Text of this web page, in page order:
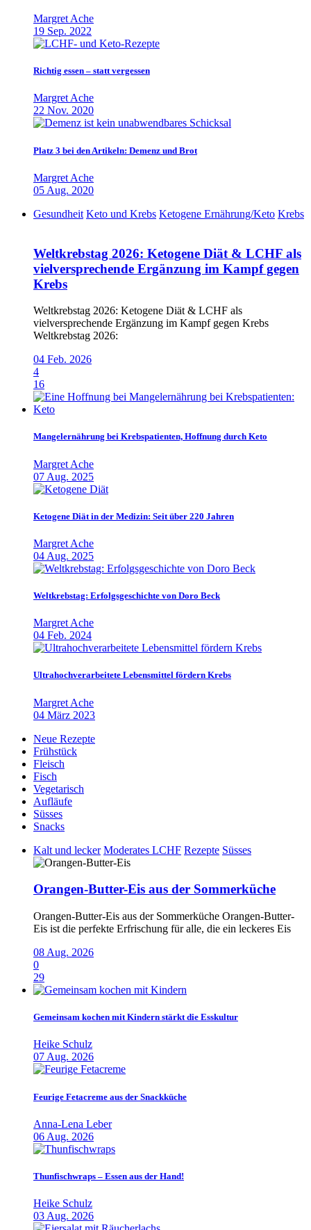
Margret Ache
19 Sep. 2022
Richtig essen – statt vergessen
Margret Ache
22 Nov. 2020
Platz 3 bei den Artikeln: Demenz und Brot
Margret Ache
05 Aug. 2020
Gesundheit Keto und Krebs Ketogene Ernährung/Keto Krebs
Weltkrebstag 2026: Ketogene Diät & LCHF als
vielversprechende Ergänzung im Kampf gegen
Krebs
Weltkrebstag 2026: Ketogene Diät & LCHF als
vielversprechende Ergänzung im Kampf gegen Krebs
Weltkrebstag 2026:
04 Feb. 2026
4
16
Mangelernährung bei Krebspatienten, Hoffnung durch Keto
Margret Ache
07 Aug. 2025
Ketogene Diät in der Medizin: Seit über 220 Jahren
Margret Ache
04 Aug. 2025
Weltkrebstag: Erfolgsgeschichte von Doro Beck
Margret Ache
04 Feb. 2024
Ultrahochverarbeitete Lebensmittel fördern Krebs
Margret Ache
04 März 2023
Neue Rezepte
Frühstück
Fleisch
Fisch
Vegetarisch
Aufläufe
Süsses
Snacks
Kalt und lecker Moderates LCHF Rezepte Süsses
Orangen-Butter-Eis aus der Sommerküche
Orangen-Butter-Eis aus der Sommerküche Orangen-Butter-
Eis ist die perfekte Erfrischung für alle, die ein leckeres Eis
08 Aug. 2026
0
29
Gemeinsam kochen mit Kindern stärkt die Esskultur
Heike Schulz
07 Aug. 2026
Feurige Fetacreme aus der Snackküche
Anna-Lena Leber
06 Aug. 2026
Thunfischwraps – Essen aus der Hand!
Heike Schulz
03 Aug. 2026